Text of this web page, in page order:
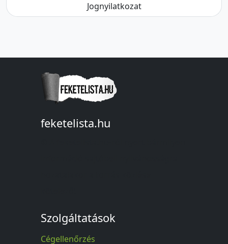
Jognyilatkozat
feketelista.hu
Szolgáltatások
Cégellenőrzés